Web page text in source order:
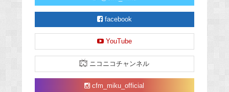
facebook
YouTube
ニコニコチャンネル
cfm_miku_official